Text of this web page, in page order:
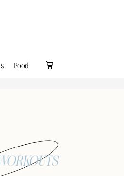
Pood